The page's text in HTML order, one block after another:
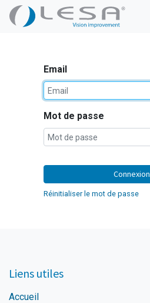
Email
Mot de passe
Connexion
Réinitialiser le mot de passe
Liens utiles
Accueil